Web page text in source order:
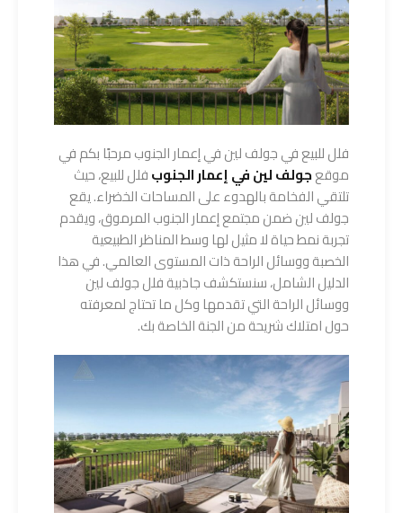
فلل للبيع في جولف لين في إعمار الجنوب مرحبًا بكم في
موقعجولف لين في إعمار الجنوبفلل للبيع، حيث
تلتقي الفخامة بالهدوء على المساحات الخضراء. يقع
جولف لين ضمن مجتمع إعمار الجنوب المرموق، ويقدم
تجربة نمط حياة لا مثيل لها وسط المناظر الطبيعية
الخصبة ووسائل الراحة ذات المستوى العالمي. في هذا
الدليل الشامل، سنستكشف جاذبية فلل جولف لين
ووسائل الراحة التي تقدمها وكل ما تحتاج لمعرفته
حول امتلاك شريحة من الجنة الخاصة بك.